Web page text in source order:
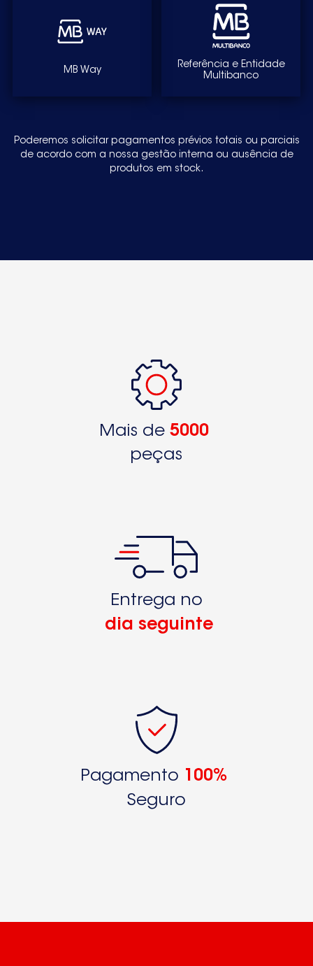
MB Way
Referência e Entidade
Multibanco
Poderemos solicitar pagamentos prévios totais ou parciais
de acordo com a nossa gestão interna ou ausência de
produtos em stock.
Mais de 5000
peças
Entrega no
dia seguinte
Pagamento
100%
Seguro